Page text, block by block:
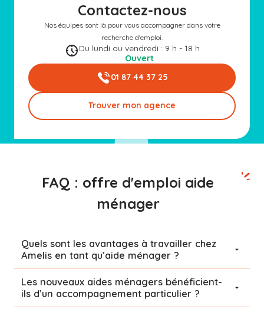
Contactez-nous
Nos équipes sont là pour vous accompagner dans votre
recherche d'emploi.
Du lundi au vendredi : 9 h - 18 h
Ouvert
01 87 44 37 25
Trouver mon agence
FAQ : offre d'emploi aide
ménager
Quels sont les avantages à travailler chez
Amelis en tant qu’aide ménager ?
Les nouveaux aides ménagers bénéficient-
ils d’un accompagnement particulier ?